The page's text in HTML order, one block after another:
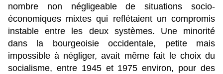
nombre non négligeable de situations socio-
économiques mixtes qui reflétaient un compromis
instable entre les deux systèmes. Une minorité
dans la bourgeoisie occidentale, petite mais
impossible à négliger, avait même fait le choix du
socialisme, entre 1945 et 1975 environ, pour des